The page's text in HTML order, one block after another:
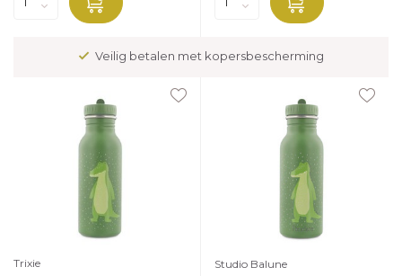
Veilig betalen met kopersbescherming
Trixie Studio Balune